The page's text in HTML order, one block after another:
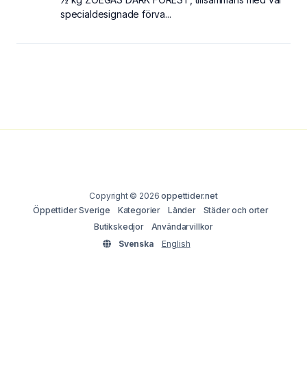
specialdesignade förva...
Copyright © 2026oppettider.net
Öppettider Sverige
Kategorier Länder
Städer och orter
Butikskedjor
Användarvillkor
Svenska
English